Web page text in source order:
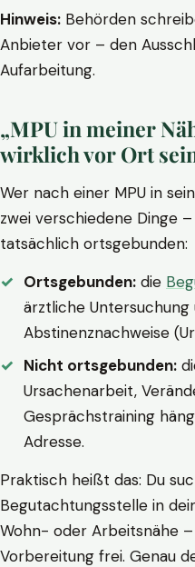
Hinweis: Behörden
Anbieter vor – den
Aufarbeitung.
„MPU in meiner
wirklich vor Ort
Wer nach einer MPU in
zwei verschiedene Dinge
tatsächlich ortsgebunden:
Ortsgebunden: die
ärztliche
Abstinenznachweise
Nicht ortsgebunden:
Ursachenarbeit,
Gesprächstraining
Adresse.
Praktisch heißt das: Du
Begutachtungsstelle in
Wohn- oder Arbeitsnähe
Vorbereitung frei. Genau